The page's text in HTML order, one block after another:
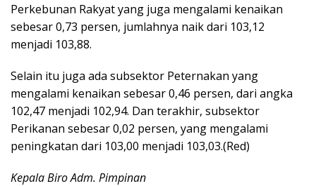
Perkebunan Rakyat yang juga mengalami kenaikan
sebesar 0,73 persen, jumlahnya naik dari 103,12
menjadi 103,88.
Selain itu juga ada subsektor Peternakan yang
mengalami kenaikan sebesar 0,46 persen, dari angka
102,47 menjadi 102,94. Dan terakhir, subsektor
Perikanan sebesar 0,02 persen, yang mengalami
peningkatan dari 103,00 menjadi 103,03.(Red)
Kepala Biro Adm. Pimpinan